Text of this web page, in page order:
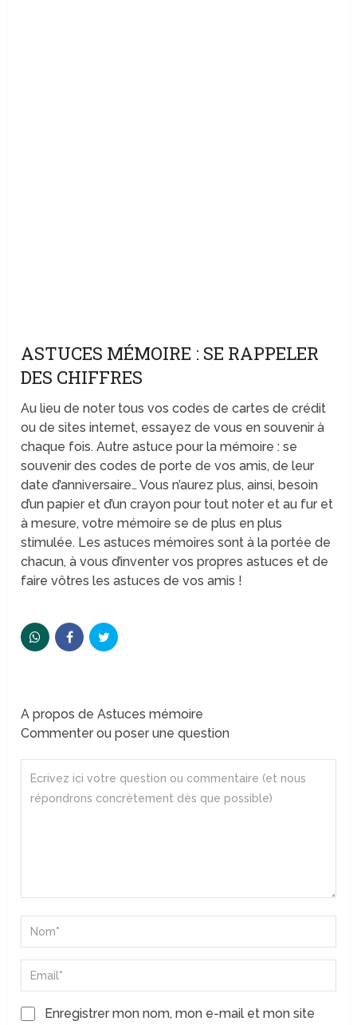
ASTUCES MÉMOIRE : SE RAPPELER
DES CHIFFRES
Au lieu de noter tous vos codes de cartes de crédit
ou de sites internet, essayez de vous en souvenir à
chaque fois. Autre astuce pour la mémoire : se
souvenir des codes de porte de vos amis, de leur
date d’anniversaire… Vous n’aurez plus, ainsi, besoin
d’un papier et d’un crayon pour tout noter et au fur et
à mesure, votre mémoire se de plus en plus
stimulée. Les astuces mémoires sont à la portée de
chacun, à vous d’inventer vos propres astuces et de
faire vôtres les astuces de vos amis !
A propos de Astuces mémoire
Commenter ou poser une question
Enregistrer mon nom, mon e-mail et mon site